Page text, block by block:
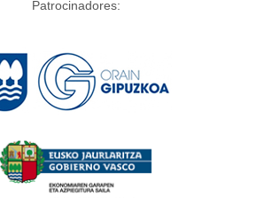
Patrocinadores: